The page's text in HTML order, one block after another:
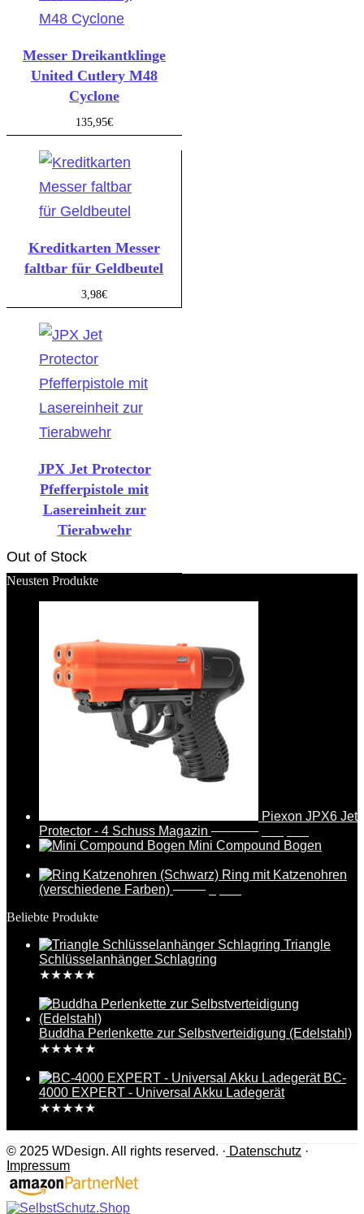
Messer Dreikantklinge
United Cutlery M48
Cyclone
135,95€
Kreditkarten Messer
faltbar für Geldbeutel
3,98€
JPX Jet Protector
Pfefferpistole mit
Lasereinheit zur
Tierabwehr
Out of Stock
Neusten Produkte
Piexon JPX6 Jet
Protector - 4 Schuss Magazin 388,95€
Mini Compound Bogen
Ring mit Katzenohren
(verschiedene Farben) 6,99€
Beliebte Produkte
Triangle
Schlüsselanhänger Schlagring
★★★★★
Buddha Perlenkette zur Selbstverteidigung (Edelstahl)
★★★★★
BC-
4000 EXPERT - Universal Akku Ladegerät
★★★★★
© 2025 WDesign. All rights reserved. · Datenschutz ·
Impressum